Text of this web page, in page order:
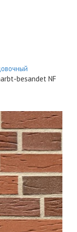
besandet NF